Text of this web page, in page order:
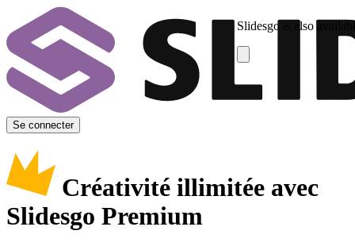
Slidesgo is also
Se connecter
Créativité illimitée avec
Slidesgo Premium